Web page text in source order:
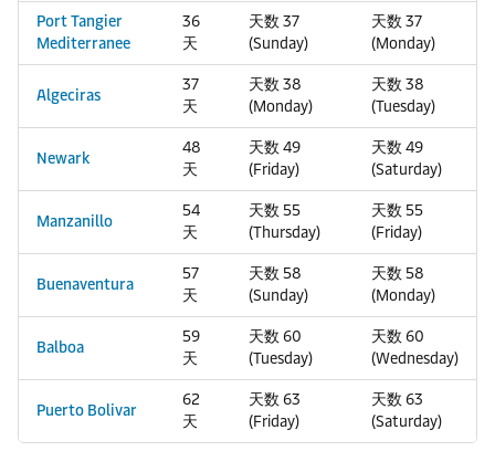
Port Tangier
Mediterranee
36
天
天数 37
(Sunday)
天数 37
(Monday)
Algeciras
37
天
天数 38
(Monday)
天数 38
(Tuesday)
Newark
48
天
天数 49
(Friday)
天数 49
(Saturday)
Manzanillo
54
天
天数 55
(Thursday)
天数 55
(Friday)
Buenaventura
57
天
天数 58
(Sunday)
天数 58
(Monday)
Balboa
59
天
天数 60
(Tuesday)
天数 60
(Wednesday)
Puerto Bolivar
62
天
天数 63
(Friday)
天数 63
(Saturday)